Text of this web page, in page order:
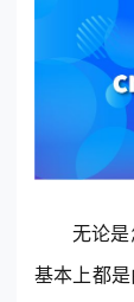
东莞客服
无论
基本上都